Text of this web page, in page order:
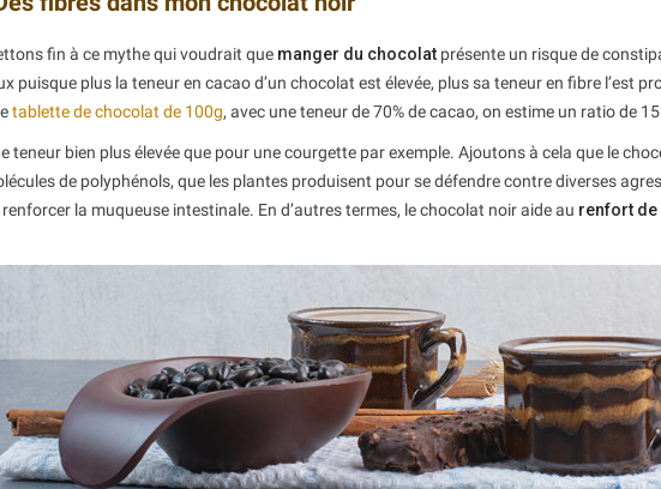
fin à ce mythe qui voudrait que manger du chocolat présente un risque de
puisque plus la teneur en cacao d’un chocolat est élevée, plus sa teneur en fibre l’est
tablette de chocolat de 100g, avec une teneur de 70% de cacao, on estime un ratio de
teneur bien plus élevée que pour une courgette par exemple. Ajoutons à cela que le
de polyphénols, que les plantes produisent pour se défendre contre diverses
renforcer la muqueuse intestinale. En d’autres termes, le chocolat noir aide au renfort